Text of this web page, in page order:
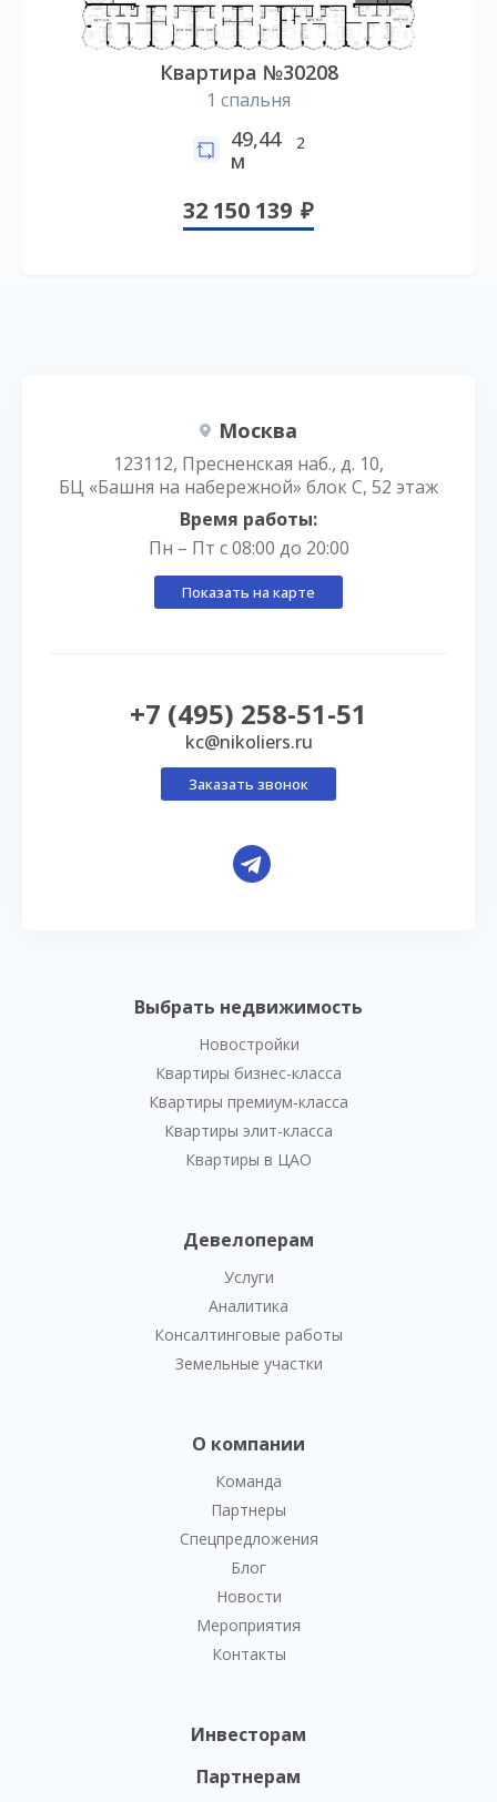
Квартира №30208
1 спальня
49,44
м
2
32 150 139
Выбрать недвижимость
Новостройки
Квартиры бизнес-класса
Квартиры премиум-класса
Квартиры элит-класса
Квартиры в ЦАО
Девелоперам
Услуги
Аналитика
Консалтинговые работы
Земельные участки
О компании
Команда
Партнеры
Спецпредложения
Блог
Новости
Мероприятия
Контакты
Инвесторам
Партнерам
Москва
123112, Пресненская наб., д. 10,
БЦ «Башня на набережной» блок С, 52 этаж
Время работы:
Пн – Пт с 08:00 до 20:00
Показать на карте
+7 (495) 258-51-51
kc@nikoliers.ru
Заказать звонок